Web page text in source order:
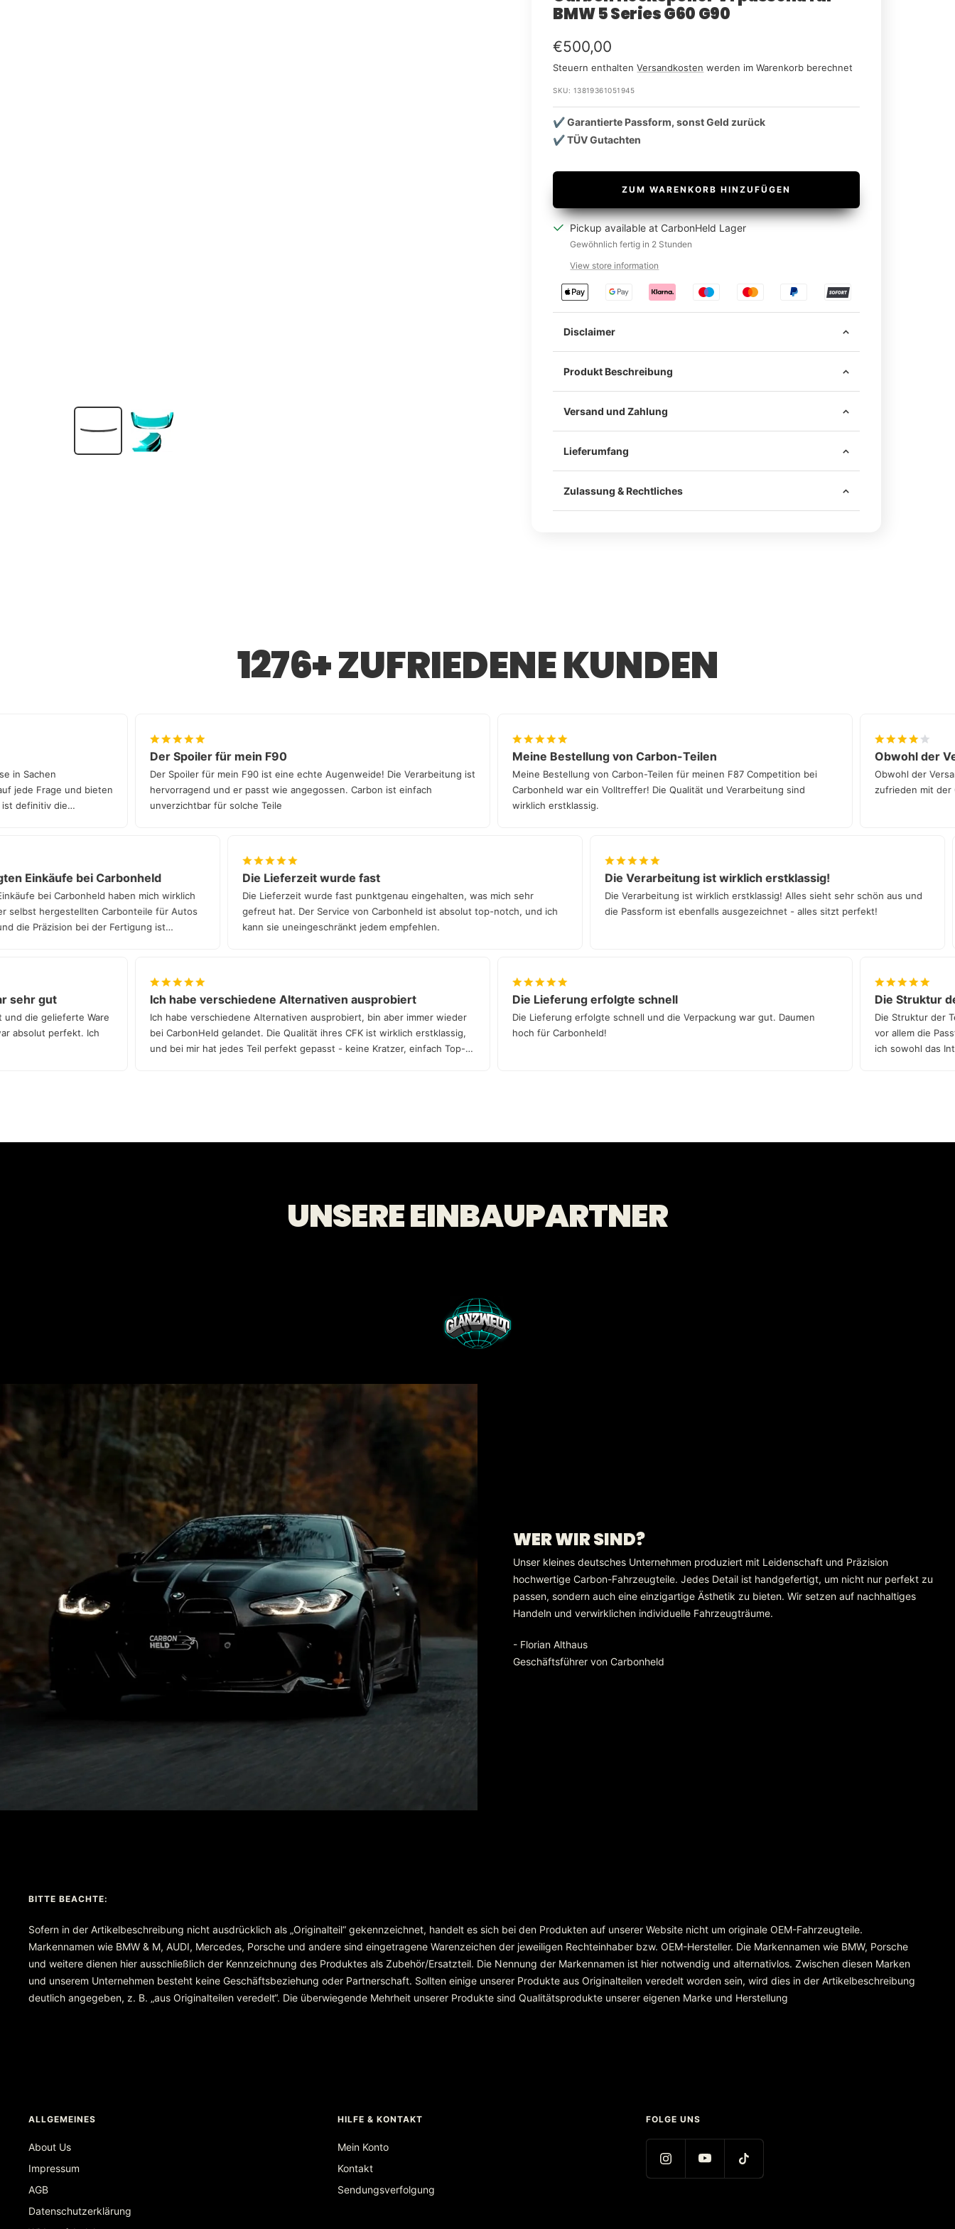
BMW 5 Series G60 G90
Im
Rabatt
€500,00
Steuern enthaltenVersandkosten werden im Warenkorb berechnet
SKU: 13819361051945
✔️ Garantierte Passform, sonst Geld zurück
✔️ TÜV Gutachten
ZUM WARENKORB HINZUFÜGEN
Pickup available at CarbonHeld Lager
Gewöhnlich fertig in 2 Stunden
View store information
Disclaimer
Produkt Beschreibung
Versand und Zahlung
Lieferumfang
Im Lieferumfang sind alle notwendigen Mittel zur sicheren
Befestigung am Fahrzeug enthalten – darunter hochwertiges
Zulassung & Rechtliches
Alle unsere Carbonteile werden mit einem passenden
gerne weiter – entweder bei uns in München oder über einen
unserer deutschlandweiten Partnern.
1276+ ZUFRIEDENE KUNDEN
in Sachen
auf jede Frage und bieten
ist definitiv die
Der Spoiler für mein F90
Der Spoiler für mein F90 ist eine echte Augenweide! Die Verarbeitung ist
hervorragend und er passt wie angegossen. Carbon ist einfach
unverzichtbar für solche Teile
Meine Bestellung von Carbon-Teilen
Meine Bestellung von Carbon-Teilen für meinen F87 Competition bei
Carbonheld war ein Volltreffer! Die Qualität und Verarbeitung sind
wirklich erstklassig.
Obwohl
Obwohl der
zufrieden
bei Carbonheld
bei Carbonheld haben mich wirklich
hergestellten Carbonteile für Autos
Präzision bei der Fertigung ist
Die Lieferzeit wurde fast
Die Lieferzeit wurde fast punktgenau eingehalten, was mich sehr
gefreut hat. Der Service von Carbonheld ist absolut top-notch, und ich
kann sie uneingeschränkt jedem empfehlen.
Die Verarbeitung ist wirklich erstklassig!
Die Verarbeitung ist wirklich erstklassig! Alles sieht sehr schön aus und
die Passform ist ebenfalls ausgezeichnet - alles sitzt perfekt!
sehr gut
gut und die gelieferte Ware
war absolut perfekt. Ich
Ich habe verschiedene Alternativen ausprobiert
Ich habe verschiedene Alternativen ausprobiert, bin aber immer wieder
bei CarbonHeld gelandet. Die Qualität ihres CFK ist wirklich erstklassig,
und bei mir hat jedes Teil perfekt gepasst - keine Kratzer, einfach Top-
Die Lieferung erfolgte schnell
Die Lieferung erfolgte schnell und die Verpackung war gut. Daumen
hoch für Carbonheld!
Die
Die Struktur
vor allem
ich sowohl
UNSERE EINBAUPARTNER
WER WIR SIND?
Unser kleines deutsches Unternehmen produziert mit Leidenschaft und Präzision
hochwertige Carbon-Fahrzeugteile. Jedes Detail ist handgefertigt, um nicht nur perfekt zu
passen, sondern auch eine einzigartige Ästhetik zu bieten. Wir setzen auf nachhaltiges
Handeln und verwirklichen individuelle Fahrzeugträume.
- Florian Althaus
Geschäftsführer von Carbonheld
BITTE BEACHTE:
Sofern in der Artikelbeschreibung nicht ausdrücklich als „Originalteil“ gekennzeichnet, handelt es sich bei den Produkten auf unserer Website nicht um originale OEM-Fahrzeugteile.
Markennamen wie BMW & M, AUDI, Mercedes, Porsche und andere sind eingetragene Warenzeichen der jeweiligen Rechteinhaber bzw. OEM-Hersteller. Die Markennamen wie BMW, Porsche
und weitere dienen hier ausschließlich der Kennzeichnung des Produktes als Zubehör/Ersatzteil. Die Nennung der Markennamen ist hier notwendig und alternativlos. Zwischen diesen Marken
und unserem Unternehmen besteht keine Geschäftsbeziehung oder Partnerschaft. Sollten einige unserer Produkte aus Originalteilen veredelt worden sein, wird dies in der Artikelbeschreibung
deutlich angegeben, z. B. „aus Originalteilen veredelt“. Die überwiegende Mehrheit unserer Produkte sind Qualitätsprodukte unserer eigenen Marke und Herstellung
ALLGEMEINES
About Us
Impressum
AGB
Datenschutzerklärung
HILFE & KONTAKT
Mein Konto
Kontakt
Sendungsverfolgung
FOLGE UNS